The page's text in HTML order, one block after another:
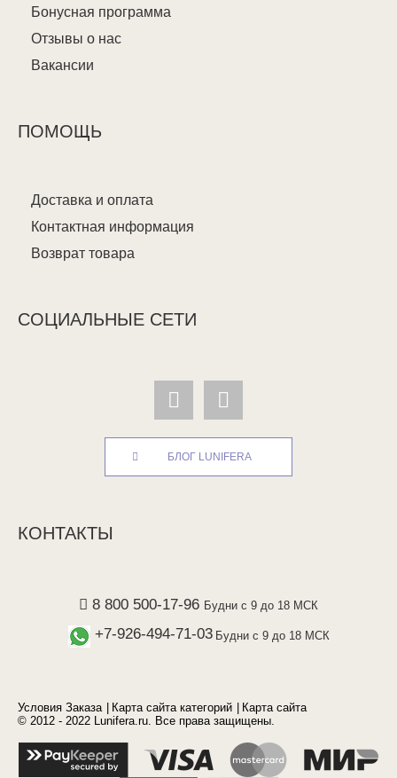
Бонусная программа
Отзывы о нас
Вакансии
ПОМОЩЬ
Доставка и оплата
Контактная информация
Возврат товара
СОЦИАЛЬНЫЕ СЕТИ
БЛОГ LUNIFERA
КОНТАКТЫ
8 800 500-17-96 Будни с 9 до 18 МСК
+7-926-494-71-03 Будни с 9 до 18 МСК
Условия Заказа Карта сайта категорий
Карта сайта
© 2012 - 2022 Lunifera.ru. Все права защищены.